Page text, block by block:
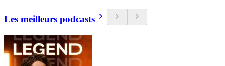
Les meilleurs podcasts